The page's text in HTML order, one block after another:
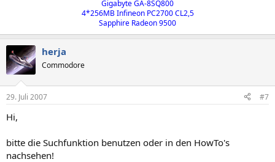
Gigabyte GA-8SQ800​
4*256MB Infineon PC2700 CL2,5​
Sapphire Radeon 9500​
herja
Commodore
29. Juli 2007 #7
Hi,
bitte die Suchfunktion benutzen oder in den HowTo's
nachsehen!